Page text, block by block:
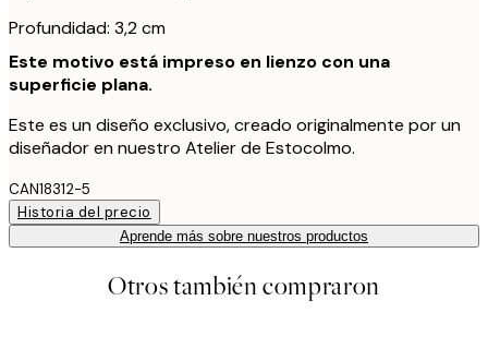
Profundidad: 3,2 cm
Este motivo está impreso en lienzo con una
superficie plana.
Este es un diseño exclusivo, creado originalmente por un
diseñador en nuestro Atelier de Estocolmo.
CAN18312-5
Historia del precio
Aprende más sobre nuestros productos
Otros también compraron